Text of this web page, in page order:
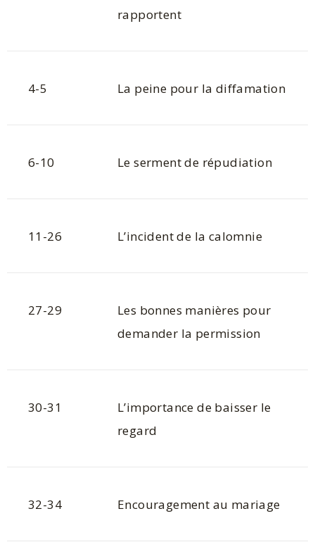
rapportent
4-5 La peine pour la diffamation
6-10 Le serment de répudiation
11-26 L’incident de la calomnie
27-29
Les bonnes manières pour
demander la permission
30-31
L’importance de baisser le
regard
32-34 Encouragement au mariage